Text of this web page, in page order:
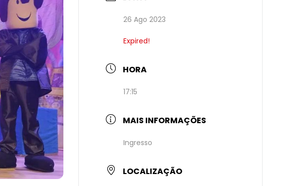
26 Ago 2023
Expired!
HORA
17:15
MAIS INFORMAÇÕES
Ingresso
LOCALIZAÇÃO